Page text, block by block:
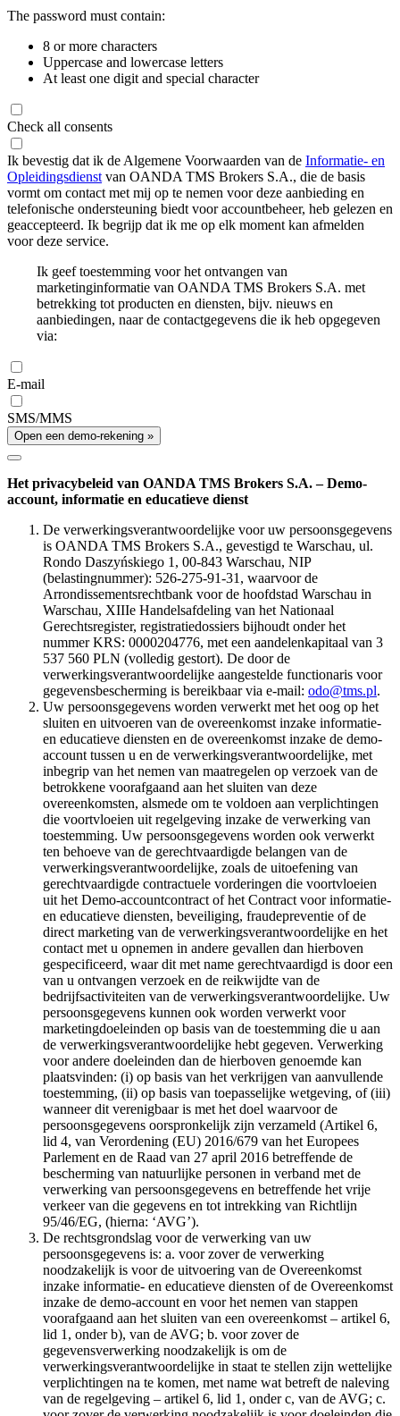
The password must contain:
8 or more characters
Uppercase and lowercase letters
At least one digit and special character
Check all consents
Ik bevestig dat ik de Algemene Voorwaarden van de Informatie- en
Opleidingsdienst van OANDA TMS Brokers S.A., die de basis
vormt om contact met mij op te nemen voor deze aanbieding en
telefonische ondersteuning biedt voor accountbeheer, heb gelezen en
geaccepteerd. Ik begrijp dat ik me op elk moment kan afmelden
voor deze service.
Ik geef toestemming voor het ontvangen van
marketinginformatie van OANDA TMS Brokers S.A. met
betrekking tot producten en diensten, bijv. nieuws en
aanbiedingen, naar de contactgegevens die ik heb opgegeven
via:
E-mail
SMS/MMS
Open een demo-rekening »
Het privacybeleid van OANDA TMS Brokers S.A. – Demo-
account, informatie en educatieve dienst
De verwerkingsverantwoordelijke voor uw persoonsgegevens
is OANDA TMS Brokers S.A., gevestigd te Warschau, ul.
Rondo Daszyńskiego 1, 00-843 Warschau, NIP
(belastingnummer): 526-275-91-31, waarvoor de
Arrondissementsrechtbank voor de hoofdstad Warschau in
Warschau, XIIIe Handelsafdeling van het Nationaal
Gerechtsregister, registratiedossiers bijhoudt onder het
nummer KRS: 0000204776, met een aandelenkapitaal van 3
537 560 PLN (volledig gestort). De door de
verwerkingsverantwoordelijke aangestelde functionaris voor
gegevensbescherming is bereikbaar via e-mail: odo@tms.pl.
Uw persoonsgegevens worden verwerkt met het oog op het
sluiten en uitvoeren van de overeenkomst inzake informatie-
en educatieve diensten en de overeenkomst inzake de demo-
account tussen u en de verwerkingsverantwoordelijke, met
inbegrip van het nemen van maatregelen op verzoek van de
betrokkene voorafgaand aan het sluiten van deze
overeenkomsten, alsmede om te voldoen aan verplichtingen
die voortvloeien uit regelgeving inzake de verwerking van
toestemming. Uw persoonsgegevens worden ook verwerkt
ten behoeve van de gerechtvaardigde belangen van de
verwerkingsverantwoordelijke, zoals de uitoefening van
gerechtvaardigde contractuele vorderingen die voortvloeien
uit het Demo-accountcontract of het Contract voor informatie-
en educatieve diensten, beveiliging, fraudepreventie of de
direct marketing van de verwerkingsverantwoordelijke en het
contact met u opnemen in andere gevallen dan hierboven
gespecificeerd, waar dit met name gerechtvaardigd is door een
van u ontvangen verzoek en de reikwijdte van de
bedrijfsactiviteiten van de verwerkingsverantwoordelijke. Uw
persoonsgegevens kunnen ook worden verwerkt voor
marketingdoeleinden op basis van de toestemming die u aan
de verwerkingsverantwoordelijke hebt gegeven. Verwerking
voor andere doeleinden dan de hierboven genoemde kan
plaatsvinden: (i) op basis van het verkrijgen van aanvullende
toestemming, (ii) op basis van toepasselijke wetgeving, of (iii)
wanneer dit verenigbaar is met het doel waarvoor de
persoonsgegevens oorspronkelijk zijn verzameld (Artikel 6,
lid 4, van Verordening (EU) 2016/679 van het Europees
Parlement en de Raad van 27 april 2016 betreffende de
bescherming van natuurlijke personen in verband met de
verwerking van persoonsgegevens en betreffende het vrije
verkeer van die gegevens en tot intrekking van Richtlijn
95/46/EG, (hierna: ‘AVG’).
De rechtsgrondslag voor de verwerking van uw
persoonsgegevens is: a. voor zover de verwerking
noodzakelijk is voor de uitvoering van de Overeenkomst
inzake informatie- en educatieve diensten of de Overeenkomst
inzake de demo-account en voor het nemen van stappen
voorafgaand aan het sluiten van een overeenkomst – artikel 6,
lid 1, onder b), van de AVG; b. voor zover de
gegevensverwerking noodzakelijk is om de
verwerkingsverantwoordelijke in staat te stellen zijn wettelijke
verplichtingen na te komen, met name wat betreft de naleving
van de regelgeving – artikel 6, lid 1, onder c, van de AVG; c.